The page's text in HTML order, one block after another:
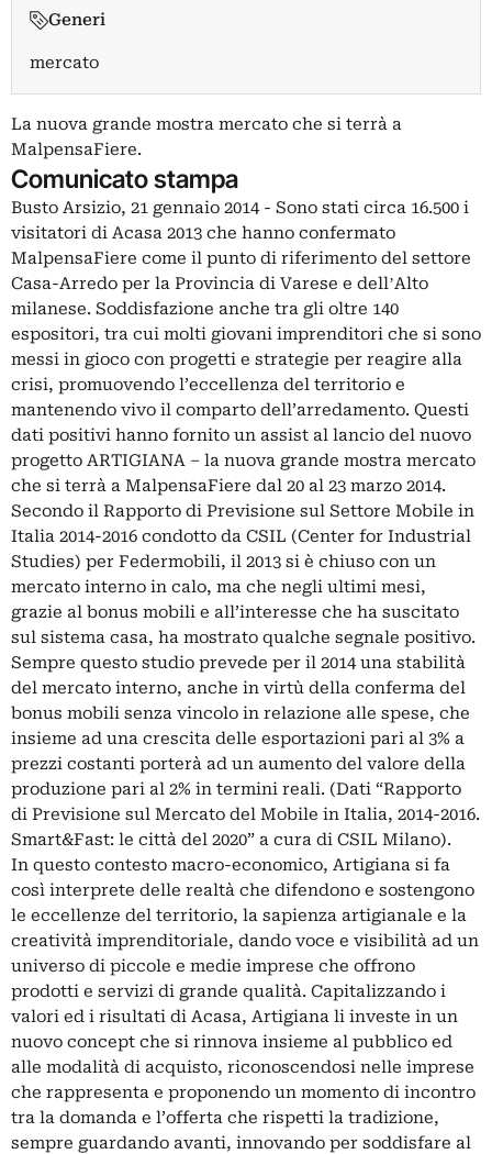
Generi
mercato
La nuova grande mostra mercato che si terrà a
MalpensaFiere.
Comunicato stampa
Busto Arsizio, 21 gennaio 2014 - Sono stati circa 16.500 i
visitatori di Acasa 2013 che hanno confermato
MalpensaFiere come il punto di riferimento del settore
Casa-Arredo per la Provincia di Varese e dellʼAlto
milanese. Soddisfazione anche tra gli oltre 140
espositori, tra cui molti giovani imprenditori che si sono
messi in gioco con progetti e strategie per reagire alla
crisi, promuovendo l’eccellenza del territorio e
mantenendo vivo il comparto dell’arredamento. Questi
dati positivi hanno fornito un assist al lancio del nuovo
progetto ARTIGIANA – la nuova grande mostra mercato
che si terrà a MalpensaFiere dal 20 al 23 marzo 2014.
Secondo il Rapporto di Previsione sul Settore Mobile in
Italia 2014-2016 condotto da CSIL (Center for Industrial
Studies) per Federmobili, il 2013 si è chiuso con un
mercato interno in calo, ma che negli ultimi mesi,
grazie al bonus mobili e all’interesse che ha suscitato
sul sistema casa, ha mostrato qualche segnale positivo.
Sempre questo studio prevede per il 2014 una stabilità
del mercato interno, anche in virtù della conferma del
bonus mobili senza vincolo in relazione alle spese, che
insieme ad una crescita delle esportazioni pari al 3% a
prezzi costanti porterà ad un aumento del valore della
produzione pari al 2% in termini reali. (Dati “Rapporto
di Previsione sul Mercato del Mobile in Italia, 2014-2016.
Smart&Fast: le città del 2020” a cura di CSIL Milano).
In questo contesto macro-economico, Artigiana si fa
così interprete delle realtà che difendono e sostengono
le eccellenze del territorio, la sapienza artigianale e la
creatività imprenditoriale, dando voce e visibilità ad un
universo di piccole e medie imprese che offrono
prodotti e servizi di grande qualità. Capitalizzando i
valori ed i risultati di Acasa, Artigiana li investe in un
nuovo concept che si rinnova insieme al pubblico ed
alle modalità di acquisto, riconoscendosi nelle imprese
che rappresenta e proponendo un momento di incontro
tra la domanda e l’offerta che rispetti la tradizione,
sempre guardando avanti, innovando per soddisfare al